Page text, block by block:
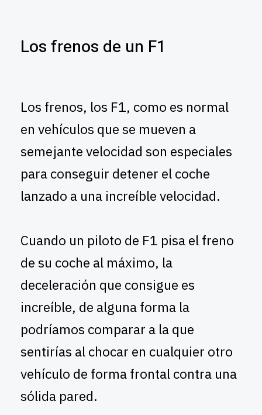
Los frenos de un F1
Los frenos, los F1, como es normal
en vehículos que se mueven a
semejante velocidad son especiales
para conseguir detener el coche
lanzado a una increíble velocidad.
Cuando un piloto de F1 pisa el freno
de su coche al máximo, la
deceleración que consigue es
increíble, de alguna forma la
podríamos comparar a la que
sentirías al chocar en cualquier otro
vehículo de forma frontal contra una
sólida pared.